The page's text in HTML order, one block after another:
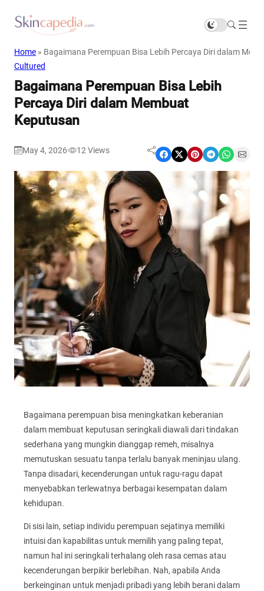
Home » Bagaimana Perempuan Bisa Lebih Percaya Diri dalam
Cultured
Bagaimana Perempuan Bisa Lebih
Percaya Diri dalam Membuat
Keputusan
May 4, 2026 12 Views Share on Facebook Share on X Share on Pinterest Share on Telegram Share on WhatsApp Share on Email
Bagaimana perempuan bisa meningkatkan keberanian
dalam membuat keputusan seringkali diawali dari tindakan
sederhana yang mungkin dianggap remeh, misalnya
memutuskan sesuatu tanpa terlalu banyak meninjau ulang.
Tanpa disadari, kecenderungan untuk ragu-ragu dapat
menyebabkan terlewatnya berbagai kesempatan dalam
kehidupan.
Di sisi lain, setiap individu perempuan sejatinya memiliki
intuisi dan kapabilitas untuk memilih yang paling tepat,
namun hal ini seringkali terhalang oleh rasa cemas atau
kecenderungan berpikir berlebihan. Nah, apabila Anda
berkeinginan untuk menjadi pribadi yang lebih berani dalam